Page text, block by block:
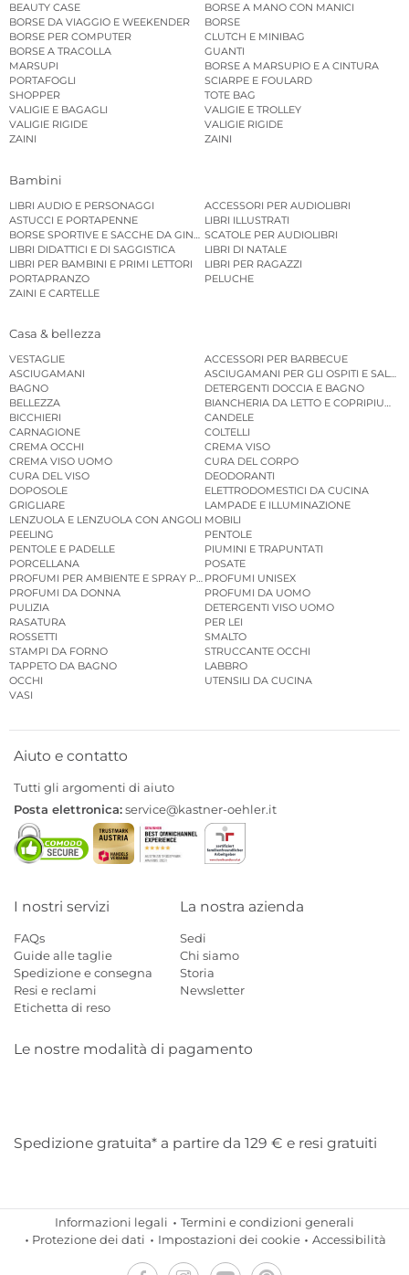
BEAUTY CASE
BORSE A MANO CON MANICI
BORSE DA VIAGGIO E WEEKENDER
BORSE
BORSE PER COMPUTER
CLUTCH E MINIBAG
BORSE A TRACOLLA
GUANTI
MARSUPI
BORSE A MARSUPIO E A CINTURA
PORTAFOGLI
SCIARPE E FOULARD
SHOPPER
TOTE BAG
VALIGIE E BAGAGLI
VALIGIE E TROLLEY
VALIGIE RIGIDE
VALIGIE RIGIDE
ZAINI
ZAINI
Bambini
LIBRI AUDIO E PERSONAGGI
ACCESSORI PER AUDIOLIBRI
ASTUCCI E PORTAPENNE
LIBRI ILLUSTRATI
BORSE SPORTIVE E SACCHE DA GINNASTICASCATOLE PER AUDIOLIBRI
LIBRI DIDATTICI E DI SAGGISTICA
LIBRI DI NATALE
LIBRI PER BAMBINI E PRIMI LETTORI
LIBRI PER RAGAZZI
PORTAPRANZO
PELUCHE
ZAINI E CARTELLE
Casa & bellezza
VESTAGLIE
ACCESSORI PER BARBECUE
ASCIUGAMANI
ASCIUGAMANI PER GLI OSPITI E
BAGNO
DETERGENTI DOCCIA E BAGNO
BELLEZZA
BIANCHERIA DA LETTO E COPRIPIUMINI
BICCHIERI
CANDELE
CARNAGIONE
COLTELLI
CREMA OCCHI
CREMA VISO
CREMA VISO UOMO
CURA DEL CORPO
CURA DEL VISO
DEODORANTI
DOPOSOLE
ELETTRODOMESTICI DA CUCINA
GRIGLIARE
LAMPADE E ILLUMINAZIONE
LENZUOLA E LENZUOLA CON ANGOLI MOBILI
PEELING
PENTOLE
PENTOLE E PADELLE
PIUMINI E TRAPUNTATI
PORCELLANA
POSATE
PROFUMI PER AMBIENTE E SPRAY PER AMBIENTE
PROFUMI UNISEX
PROFUMI DA DONNA
PROFUMI DA UOMO
PULIZIA
DETERGENTI VISO UOMO
RASATURA
PER LEI
ROSSETTI
SMALTO
STAMPI DA FORNO
STRUCCANTE OCCHI
TAPPETO DA BAGNO
LABBRO
OCCHI
UTENSILI DA CUCINA
VASI
Aiuto e contatto
Tutti gli argomenti di aiuto
Posta elettronica:service@kastner-oehler.it
I nostri servizi
FAQs
Guide alle taglie
Spedizione e consegna
Resi e reclami
Etichetta di reso
La nostra azienda
Sedi
Chi siamo
Storia
Newsletter
Le nostre modalità di pagamento
Spedizione gratuita* a partire da 129 € e resi gratuiti
Informazioni legali
Termini e condizioni generali
Protezione dei dati
Impostazioni dei cookie Accessibilità